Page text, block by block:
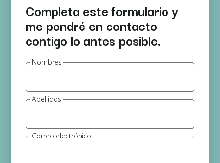
Completa este formulario y
me pondré en contacto
contigo lo antes posible.
Nombres
Apellidos
Correo electrónico